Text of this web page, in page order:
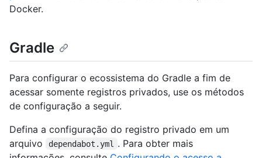
Docker.
Gradle
Para configurar o ecossistema do Gradle a fim de
acessar somente registros privados, use os métodos
de configuração a seguir.
Defina a configuração do registro privado em um
arquivo
dependabot.yml
. Para obter mais